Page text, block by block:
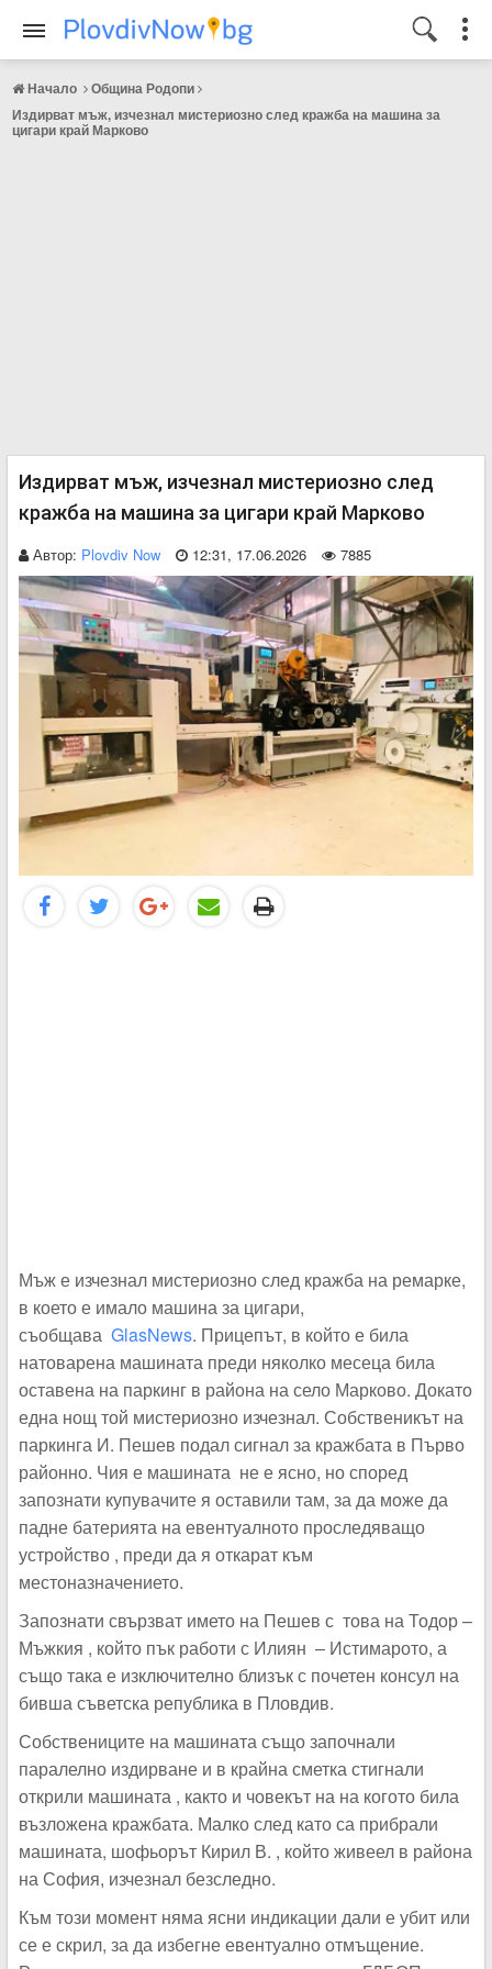
Начало
Община Родопи
Издирват мъж, изчезнал мистериозно след кражба на машина за
цигари край Марково
Издирват мъж, изчезнал мистериозно след
кражба на машина за цигари край Марково
Автор: Plovdiv Now 12:31, 17.06.2026 7885
Мъж е изчезнал мистериозно след кражба на ремарке,
в което е имало машина за цигари,
съобщава GlasNews. Прицепът, в който е била
натоварена машината преди няколко месеца била
оставена на паркинг в района на село Марково. Докато
една нощ той мистериозно изчезнал. Собственикът на
паркинга И. Пешев подал сигнал за кражбата в Първо
районно. Чия е машината не е ясно, но според
запознати купувачите я оставили там, за да може да
падне батерията на евентуалното проследяващо
устройство , преди да я откарат към
местоназначението.
Запознати свързват името на Пешев с това на Тодор –
Мъжкия , който пък работи с Илиян – Истимарото, а
също така е изключително близък с почетен консул на
бивша съветска република в Пловдив.
Собствениците на машината също започнали
паралелно издирване и в крайна сметка стигнали
открили машината , както и човекът на на когото била
възложена кражбата. Малко след като са прибрали
машината, шофьорът Кирил В. , който живеел в района
на София, изчезнал безследно.
Към този момент няма ясни индикации дали е убит или
се е скрил, за да избегне евентуално отмъщение.